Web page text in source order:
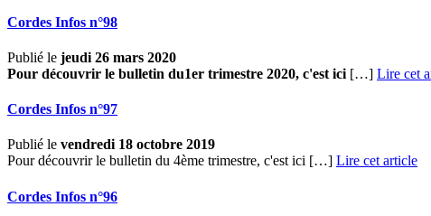
Cordes Infos n°98
Publié le jeudi 26 mars 2020
Pour découvrir le bulletin du1er trimestre 2020, c'est ici […] Lire cet
Cordes Infos n°97
Publié le vendredi 18 octobre 2019
Pour découvrir le bulletin du 4ème trimestre, c'est ici […] Lire cet article
Cordes Infos n°96